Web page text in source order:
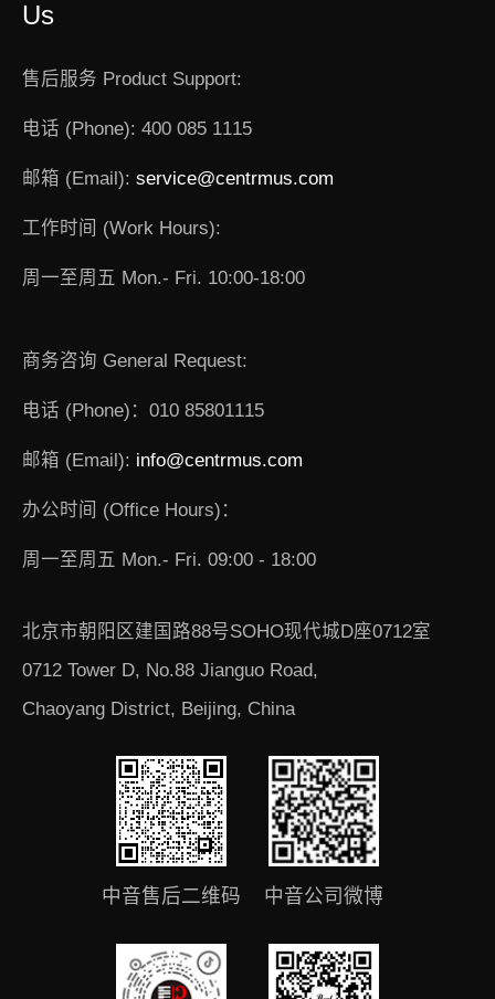
Us
售后服务 Product Support:
电话 (Phone): 400 085 1115
邮箱 (Email): service@centrmus.com
工作时间 (Work Hours):
周一至周五 Mon.- Fri. 10:00-18:00
商务咨询 General Request:
电话 (Phone)：010 85801115
邮箱 (Email): info@centrmus.com
办公时间 (Office Hours)：
周一至周五 Mon.- Fri. 09:00 - 18:00
北京市朝阳区建国路88号SOHO现代城D座0712室
0712 Tower D, No.88 Jianguo Road,
Chaoyang District, Beijing, China
中音售后二维码 中音公司微博